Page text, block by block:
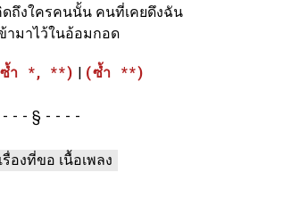
ถึงใครคนนั้น คนที่เคยดึงฉัน
ามาไว้ในอ้อมกอด
ำ *, **) | (ซ้ำ **)
§
เรื่องที่ขอ เนื้อเพลง